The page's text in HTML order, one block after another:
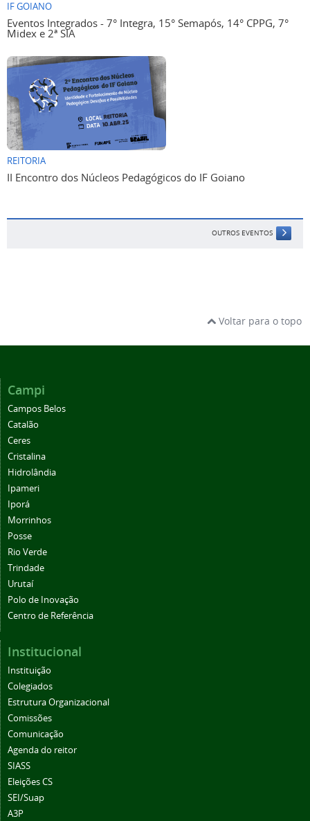
IF GOIANO
Eventos Integrados - 7° Integra, 15° Semapós, 14° CPPG, 7°
Midex e 2ª SIA
REITORIA
II Encontro dos Núcleos Pedagógicos do IF Goiano
OUTROS EVENTOS
Voltar para o topo
Campi
Campos Belos
Catalão
Ceres
Cristalina
Hidrolândia
Ipameri
Iporá
Morrinhos
Posse
Rio Verde
Trindade
Urutaí
Polo de Inovação
Centro de Referência
Institucional
Instituição
Colegiados
Estrutura Organizacional
Comissões
Comunicação
Agenda do reitor
SIASS
Eleições CS
SEI/Suap
A3P